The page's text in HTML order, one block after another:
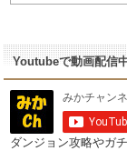
Youtubeで動画配信
ダンジョン攻略やガ